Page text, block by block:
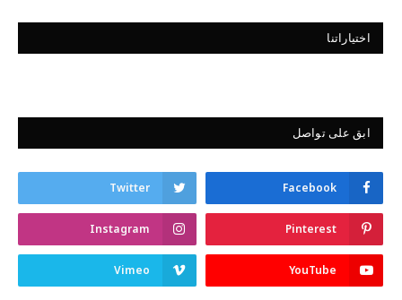
اختياراتنا
ابق على تواصل
Facebook
Twitter
Pinterest
Instagram
YouTube
Vimeo